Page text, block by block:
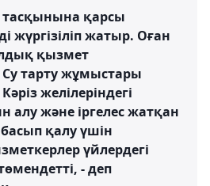
тасқынына қарсы
жүргізіліп жатыр. Оған
қызмет
тарту жұмыстары
желілеріндегі
алу және іргелес жатқан
қалу үшін
үйлердегі
- деп